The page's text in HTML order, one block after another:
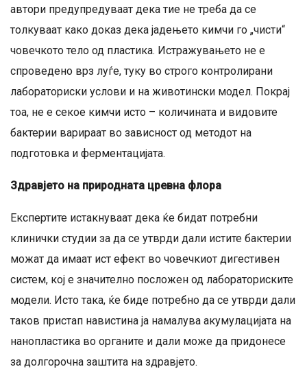
автори предупредуваат дека тие не треба да се
толкуваат како доказ дека јадењето кимчи го „чисти“
човечкото тело од пластика. Истражувањето не е
спроведено врз луѓе, туку во строго контролирани
лабораториски услови и на животински модел. Покрај
тоа, не е секое кимчи исто – количината и видовите
бактерии варираат во зависност од методот на
подготовка и ферментацијата.
Здравјето на природната цревна флора
Експертите истакнуваат дека ќе бидат потребни
клинички студии за да се утврди дали истите бактерии
можат да имаат ист ефект во човечкиот дигестивен
систем, кој е значително посложен од лабораториските
модели. Исто така, ќе биде потребно да се утврди дали
таков пристап навистина ја намалува акумулацијата на
нанопластика во органите и дали може да придонесе
за долгорочна заштита на здравјето.